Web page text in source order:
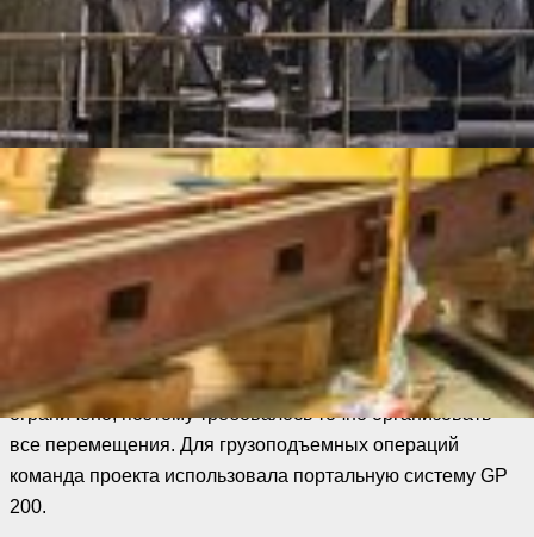
пресс STTP-400 — 60 т
пресс GY2S-500 — 35 т
два пресса SSP-200 — 20 т каждый
Оборудование требовалось выгрузить с автотранспорта,
переместить по производственной площадке, выполнить
кантование и установить в проектное положение.
Решение
Монтировать прессы пришлось в стесненных условиях
— свободное пространство на площадке было
ограничено, поэтому требовалось точно организовать
все перемещения. Для грузоподъемных операций
команда проекта использовала портальную систему GP
200.